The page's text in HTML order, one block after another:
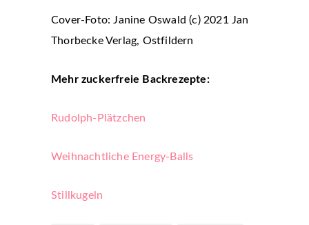
Cover-Foto: Janine Oswald (c) 2021 Jan
Thorbecke Verlag, Ostfildern
Mehr zuckerfreie Backrezepte:
Rudolph-Plätzchen
Weihnachtliche Energy-Balls
Stillkugeln